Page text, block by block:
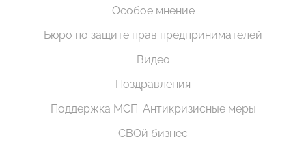
Особое мнение
Бюро по защите прав предпринимателей
Видео
Поздравления
Поддержка МСП. Антикризисные меры
СВОй бизнес